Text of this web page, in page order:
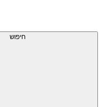
עליון
חיפוש